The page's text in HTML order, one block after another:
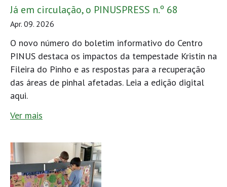
Já em circulação, o PINUSPRESS n.º 68
Apr. 09. 2026
O novo número do boletim informativo do Centro
PINUS destaca os impactos da tempestade Kristin na
Fileira do Pinho e as respostas para a recuperação
das áreas de pinhal afetadas. Leia a edição digital
aqui.
Ver mais